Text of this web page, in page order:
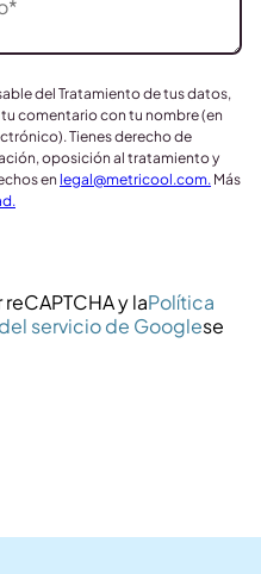
del Tratamiento de tus datos,
comentario con tu nombre (en
Tienes derecho de
oposición al tratamiento y
en legal@metricool.com. Más
y laPolítica
servicio de Googlese